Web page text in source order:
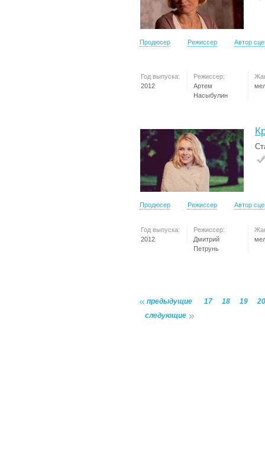
Продюсер Режиссер Автор
Год выпуска:
2012
Режиссер:
Артем
Насыбулин
Продюсер Режиссер Автор
Год выпуска:
2012
Режиссер:
Дмитрий
Петрунь
предыдущие 17 18 19
20
следующие